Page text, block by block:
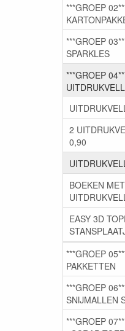
***GROEP
***GROEP
SPARKLES
***GROEP
2
0,90
BOEKEN MET
EASY 3D
***GROEP
PAKKETTEN
***GROEP
SNIJMALLEN
***GROEP